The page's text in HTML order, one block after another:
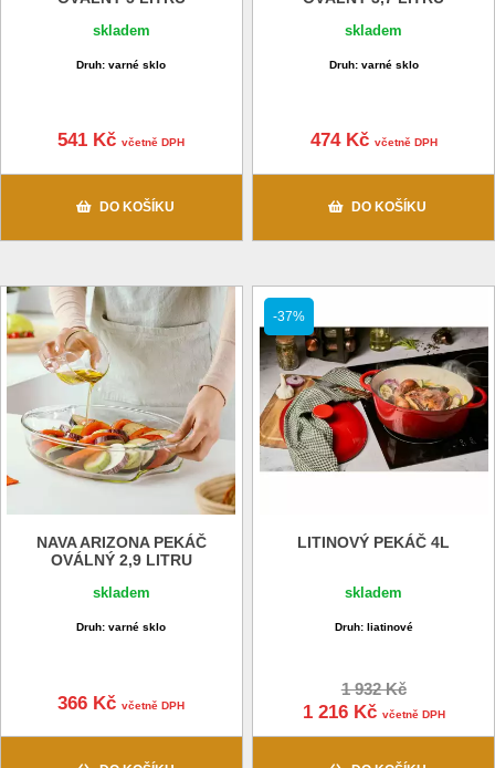
skladem
Druh: varné sklo
541 Kčvčetně DPH
DO KOŠÍKU
skladem
Druh: varné sklo
474 Kč včetně DPH
DO KOŠÍKU
NAVA ARIZONA PEKÁČ
OVÁLNÝ 2,9 LITRU
skladem
Druh: varné sklo
366 Kčvčetně DPH
-37%
LITINOVÝ PEKÁČ 4L
skladem
Druh: liatinové
1 932 Kč
1 216 Kč včetně DPH